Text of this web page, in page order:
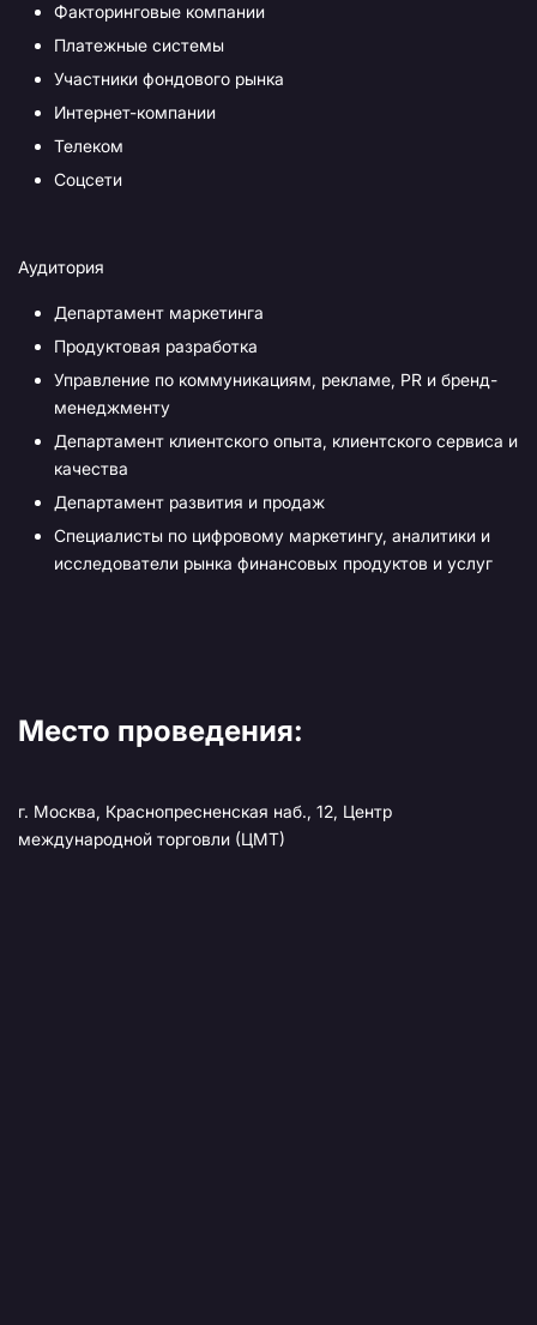
Факторинговые компании
Платежные системы
Участники фондового рынка
Интернет-компании
Телеком
Соцсети
Аудитория
Департамент маркетинга
Продуктовая разработка
Управление по коммуникациям, рекламе, PR и бренд-
менеджменту
Департамент клиентского опыта, клиентского сервиса и
качества
Департамент развития и продаж
Специалисты по цифровому маркетингу, аналитики и
исследователи рынка финансовых продуктов и услуг
Место проведения:
г. Москва, Краснопресненская наб., 12, Центр
международной торговли (ЦМТ)